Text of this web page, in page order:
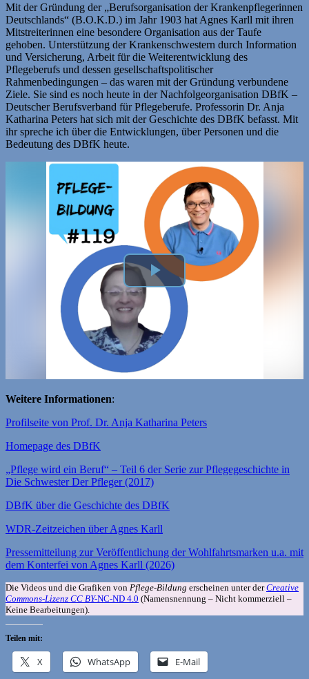
Mit der Gründung der „Berufsorganisation der Krankenpflegerinnen
Deutschlands“ (B.O.K.D.) im Jahr 1903 hat Agnes Karll mit ihren
Mitstreiterinnen eine besondere Organisation aus der Taufe
gehoben. Unterstützung der Krankenschwestern durch Information
und Versicherung, Arbeit für die Weiterentwicklung des
Pflegeberufs und dessen gesellschaftspolitischer
Rahmenbedingungen – das waren mit der Gründung verbundene
Ziele. Sie sind es noch heute in der Nachfolgeorganisation DBfK –
Deutscher Berufsverband für Pflegeberufe. Professorin Dr. Anja
Katharina Peters hat sich mit der Geschichte des DBfK befasst. Mit
ihr spreche ich über die Entwicklungen, über Personen und die
Bedeutung des DBfK heute.
Weitere Informationen:
Profilseite von Prof. Dr. Anja Katharina Peters
Homepage des DBfK
„Pflege wird ein Beruf“ – Teil 6 der Serie zur Pflegegeschichte in
Die Schwester Der Pfleger (2017)
DBfK über die Geschichte des DBfK
WDR-Zeitzeichen über Agnes Karll
Pressemitteilung zur Veröffentlichung der Wohlfahrtsmarken u.a. mit
dem Konterfei von Agnes Karll (2026)
Die Videos und die Grafiken von Pflege-Bildung erscheinen unter derCreative
Commons-Lizenz CC BY-NC-ND 4.0 (Namensnennung – Nicht kommerziell –
Keine Bearbeitungen).
Teilen mit:
X WhatsApp E-Mail